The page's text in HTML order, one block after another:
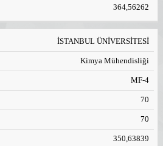
364,56262
İSTANBUL ÜNİVERSİTESİ
Kimya Mühendisliği
MF-4
70
70
350,63839